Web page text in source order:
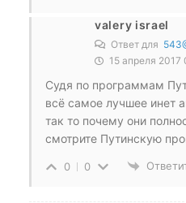
valery israel
Ответ для
15 апреля 2017
Судя по программам
всё самое лучшее инет
так то почему они
смотрите Путинскую
0 0